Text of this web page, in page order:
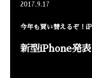
2017.9.17
今年も買い替えるぞ！
新型iPhone発